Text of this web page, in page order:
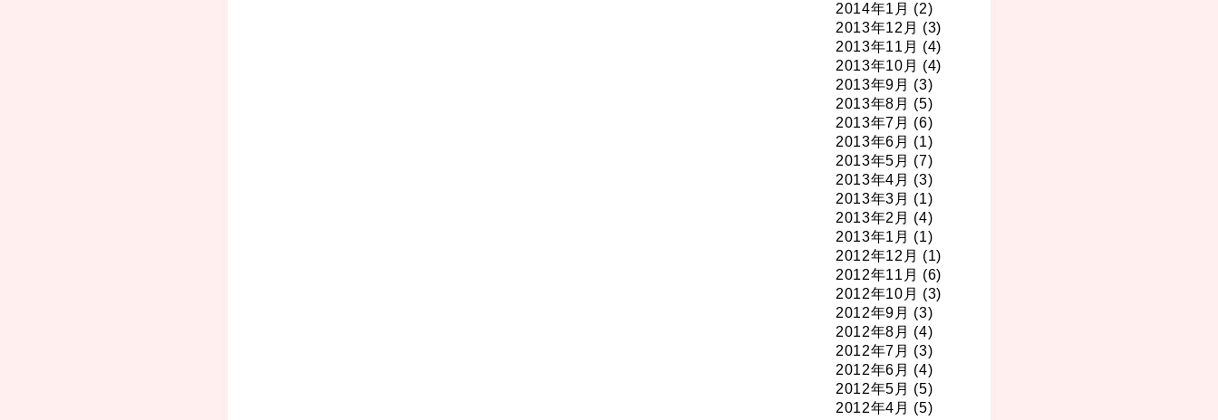
2014年1月 (2)
2013年12月 (3)
2013年11月 (4)
2013年10月 (4)
2013年9月 (3)
2013年8月 (5)
2013年7月 (6)
2013年6月 (1)
2013年5月 (7)
2013年4月 (3)
2013年3月 (1)
2013年2月 (4)
2013年1月 (1)
2012年12月 (1)
2012年11月 (6)
2012年10月 (3)
2012年9月 (3)
2012年8月 (4)
2012年7月 (3)
2012年6月 (4)
2012年5月 (5)
2012年4月 (5)